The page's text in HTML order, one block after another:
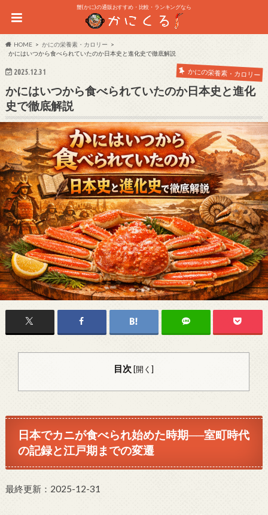
蟹(かに)の通販おすすめ・比較・ランキングなら
HOME
かにの栄養素・カロリー
かにはいつから食べられていたのか日本史と進化史で徹底解説
2025.12.31 かにの栄養素・カロリー
かにはいつから食べられていたのか日本史と進化
史で徹底解説
目次 [開く]
日本でカニが食べられ始めた時期──室町時代
の記録と江戸期までの変遷
最終更新：2025-12-31